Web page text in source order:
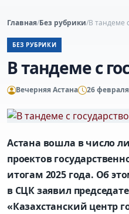
Главная/Без рубрики/В тандеме
БЕЗ РУБРИКИ
В тандеме с
Вечерняя Астана 26
Астана вошла в число
проектов
итогам 2025 года. Об
в СЦК заявил
«Казахстанский центр